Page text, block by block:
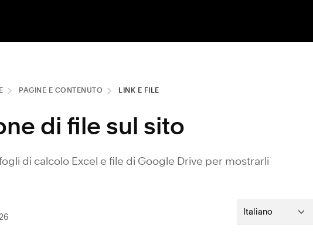
PAGINE E CONTENUTO LINK E FILE
di file sul sito
di calcolo Excel e file di Google Drive per mostrarli
Italiano